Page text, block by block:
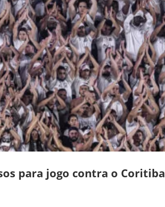
para jogo contra o Coritiba